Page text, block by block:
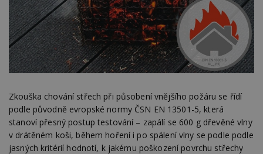
Zkouška chování střech při působení vnějšího požáru se řídí
podle původně evropské normy ČSN EN 13501-5, která
stanoví přesný postup testování – zapálí se 600 g dřevěné vlny
v drátěném koši, během hoření i po spálení vlny se podle podle
jasných kritérií hodnotí, k jakému poškození povrchu střechy